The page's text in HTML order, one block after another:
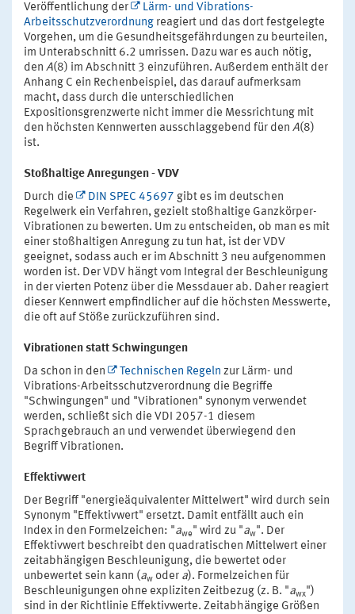
Veröffentlichung der
Lärm- und Vibrations-
Arbeitsschutzverordnung reagiert und das dort festgelegte
Vorgehen, um die Gesundheitsgefährdungen zu beurteilen,
im Unterabschnitt 6.2 umrissen. Dazu war es auch nötig,
den A(8) im Abschnitt 3 einzuführen. Außerdem enthält der
Anhang C ein Rechenbeispiel, das darauf aufmerksam
macht, dass durch die unterschiedlichen
Expositionsgrenzwerte nicht immer die Messrichtung mit
den höchsten Kennwerten ausschlaggebend für den A(8)
ist.
Stoßhaltige Anregungen - VDV
Durch die
DIN SPEC 45697 gibt es im deutschen
Regelwerk ein Verfahren, gezielt stoßhaltige Ganzkörper-
Vibrationen zu bewerten. Um zu entscheiden, ob man es mit
einer stoßhaltigen Anregung zu tun hat, ist der VDV
geeignet, sodass auch er im Abschnitt 3 neu aufgenommen
worden ist. Der VDV hängt vom Integral der Beschleunigung
in der vierten Potenz über die Messdauer ab. Daher reagiert
dieser Kennwert empfindlicher auf die höchsten Messwerte,
die oft auf Stöße zurückzuführen sind.
Vibrationen statt Schwingungen
Da schon in den
Technischen Regeln zur Lärm- und
Vibrations-Arbeitsschutzverordnung die Begriffe
"Schwingungen" und "Vibrationen" synonym verwendet
werden, schließt sich die VDI 2057-1 diesem
Sprachgebrauch an und verwendet überwiegend den
Begriff Vibrationen.
Effektivwert
Der Begriff "energieäquivalenter Mittelwert" wird durch sein
Synonym "Effektivwert" ersetzt. Damit entfällt auch ein
Index in den Formelzeichen: "awe" wird zu "aw". Der
Effektivwert beschreibt den quadratischen Mittelwert einer
zeitabhängigen Beschleunigung, die bewertet oder
unbewertet sein kann (aw oder a). Formelzeichen für
Beschleunigungen ohne expliziten Zeitbezug (z. B. "awx")
sind in der Richtlinie Effektivwerte. Zeitabhängige Größen